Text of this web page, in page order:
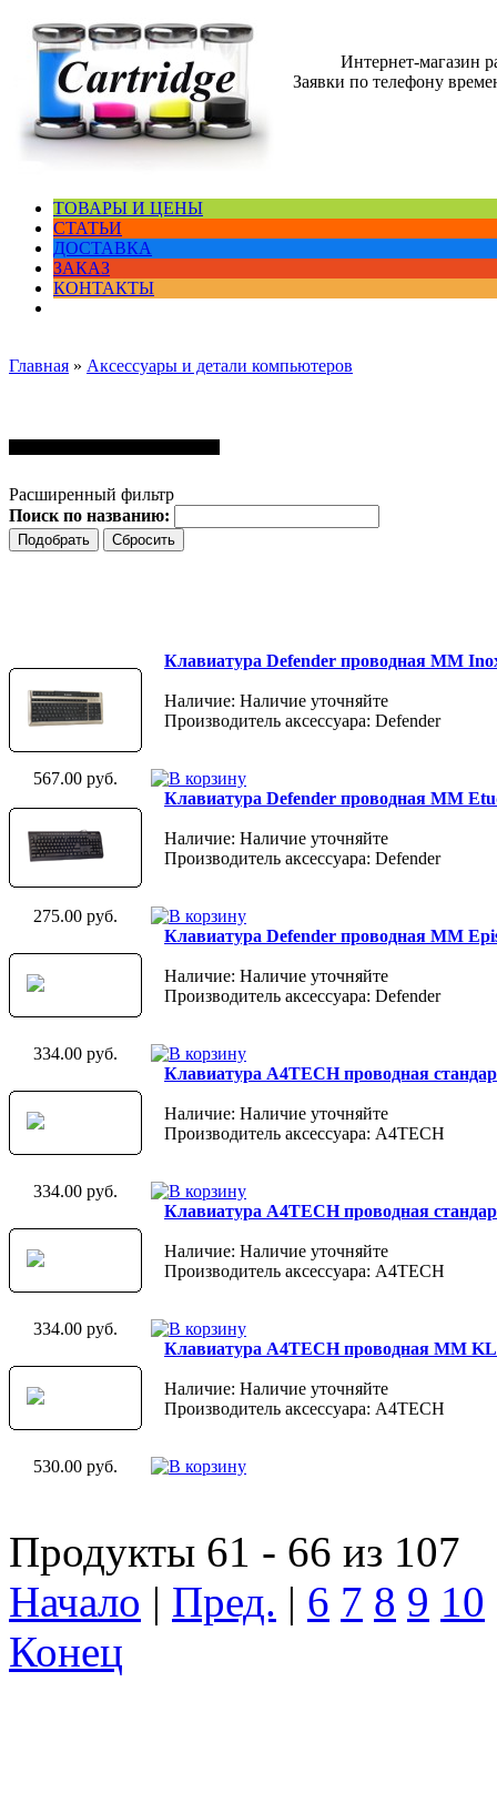
Интернет-магазин
Заявки по телефону
ТОВАРЫ И ЦЕНЫ
СТАТЬИ
ДОСТАВКА
ЗАКАЗ
КОНТАКТЫ
Главная » Аксессуары и детали компьютеров
Расширенный фильтр
Поиск по названию:
Клавиатура Defender проводная ММ
Наличие: Наличие уточняйте
Производитель аксессуара: Defender
567.00 руб.
Клавиатура Defender проводная ММ
Наличие: Наличие уточняйте
Производитель аксессуара: Defender
275.00 руб.
Клавиатура Defender проводная ММ
Наличие: Наличие уточняйте
Производитель аксессуара: Defender
334.00 руб.
Клавиатура A4TECH проводная
Наличие: Наличие уточняйте
Производитель аксессуара: A4TECH
334.00 руб.
Клавиатура A4TECH проводная
Наличие: Наличие уточняйте
Производитель аксессуара: A4TECH
334.00 руб.
Клавиатура A4TECH проводная ММ
Наличие: Наличие уточняйте
Производитель аксессуара: A4TECH
530.00 руб.
Продукты 61 - 66 из 107
Начало | Пред. | 6 7 8 9 10
Конец